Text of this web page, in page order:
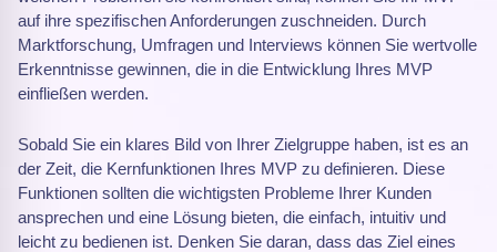
auf ihre spezifischen Anforderungen zuschneiden. Durch
Marktforschung, Umfragen und Interviews können Sie wertvolle
Erkenntnisse gewinnen, die in die Entwicklung Ihres MVP
einfließen werden.
Sobald Sie ein klares Bild von Ihrer Zielgruppe haben, ist es an
der Zeit, die Kernfunktionen Ihres MVP zu definieren. Diese
Funktionen sollten die wichtigsten Probleme Ihrer Kunden
ansprechen und eine Lösung bieten, die einfach, intuitiv und
leicht zu bedienen ist. Denken Sie daran, dass das Ziel eines